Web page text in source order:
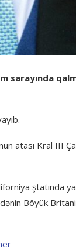
sarayında
atası Kral III
ştatında
Böyük